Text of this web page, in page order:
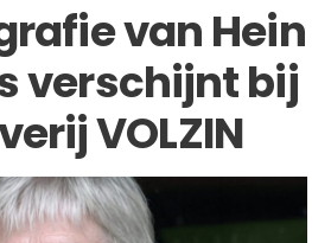
van Hein
verschijnt bij
VOLZIN